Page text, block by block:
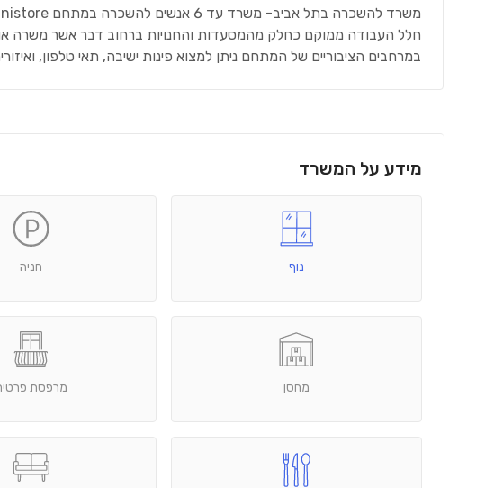
משרד להשכרה בתל אביב- משרד עד 6 אנשים להשכרה במתחם WeWork London Ministore
חלל העבודה ממוקם כחלק מהמסעדות והחנויות ברחוב דבר אשר משרה
במרחבים הציבוריים של המתחם ניתן למצוא פינות ישיבה, תאי טלפון,
מידע על המשרד
נוף חניה
מחסן מרפסת